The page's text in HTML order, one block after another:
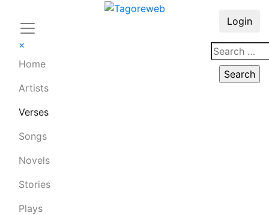
×
Home
Artists
Verses
Songs
Novels
Stories
Plays
Login